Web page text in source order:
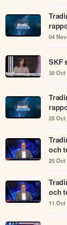
04
SKF
30 Oct
25 Oct
och
25 Oct
och
11 Oct